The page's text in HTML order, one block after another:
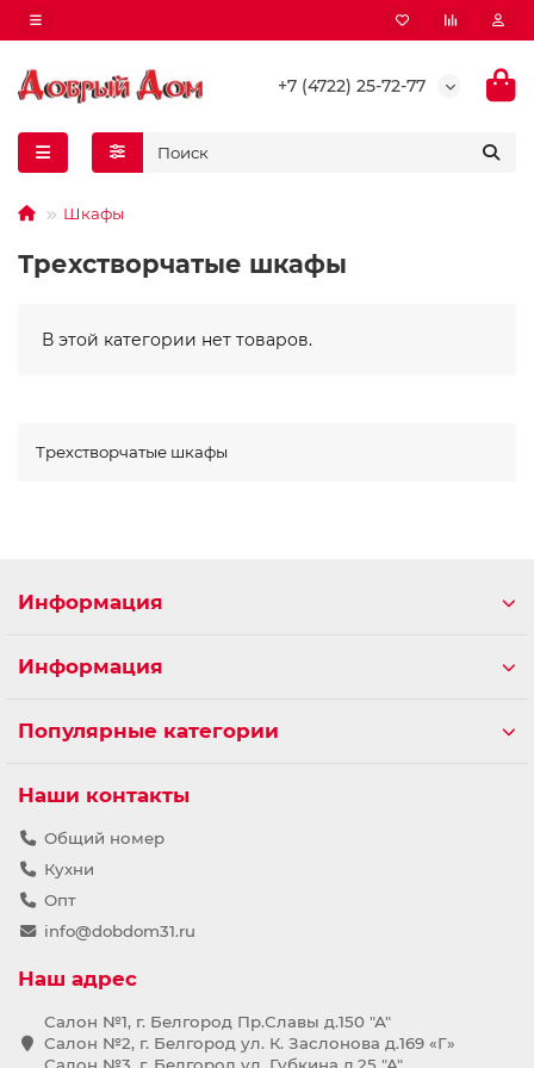
+7 (4722) 25-72-77
Шкафы
Трехстворчатые шкафы
В этой категории нет товаров.
Трехстворчатые шкафы
Информация
Информация
Популярные категории
Наши контакты
Общий номер
Кухни
Опт
info@dobdom31.ru
Наш адрес
Салон №1, г. Белгород Пр.Славы д.150 "А"
Салон №2, г. Белгород ул. К. Заслонова д.169 «Г»